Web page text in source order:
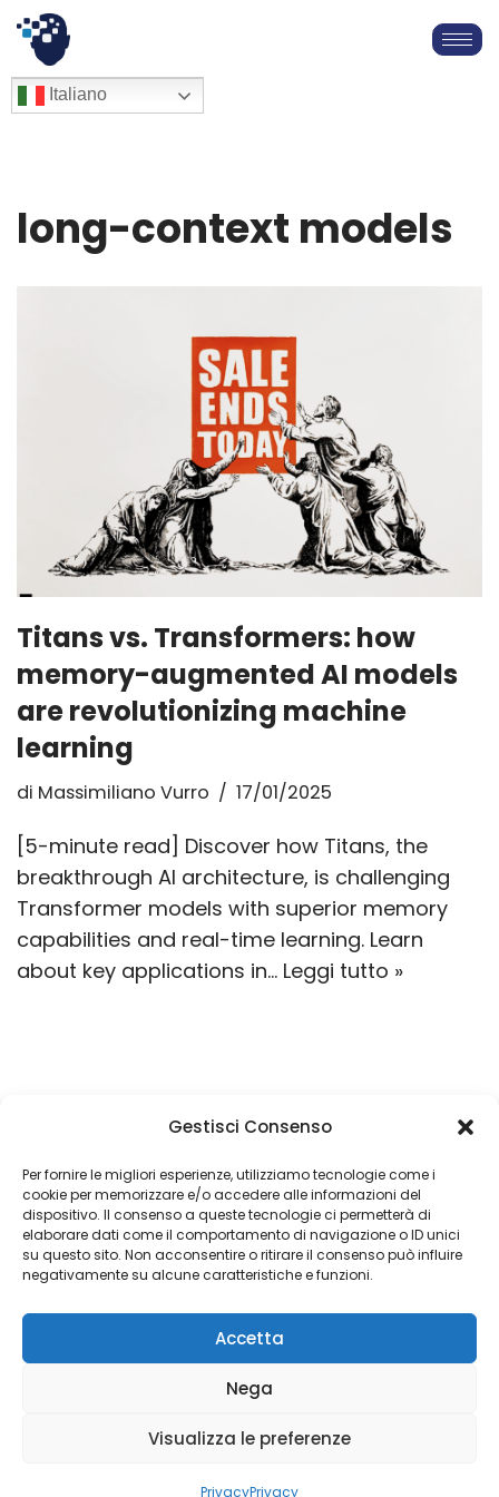
Gestisci Consenso
Per fornire le migliori esperienze, utilizziamo tecnologie come i
cookie per memorizzare e/o accedere alle informazioni del
dispositivo. Il consenso a queste tecnologie ci permetterà di
elaborare dati come il comportamento di navigazione o ID unici
su questo sito. Non acconsentire o ritirare il consenso può influire
negativamente su alcune caratteristiche e funzioni.
Accetta
Nega
Visualizza le preferenze
PrivacyPrivacy
Vai
al
English
Français
Italiano
long-context models
Titans vs. Transformers: how
memory-augmented AI models
are revolutionizing machine
learning
di Massimiliano Vurro 17/01/2025
[5-minute read] Discover how Titans, the
breakthrough AI architecture, is challenging
Transformer models with superior memory
capabilities and real-time learning. Learn
about key applications in… Leggi tutto »
Copyright 2026 © Coded with ♥ by Massimiliano Vurro
Fondatore di Seetalabs®